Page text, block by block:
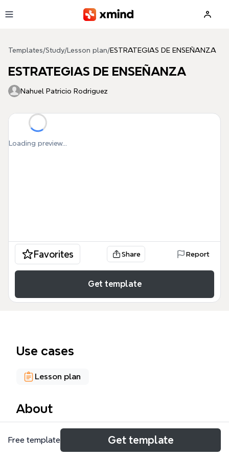
Templates/Study/ Lesson plan/ESTRATEGIAS DE ENSEÑANZA
ESTRATEGIAS DE ENSEÑANZA
Nahuel Patricio Rodriguez
Loading preview...
Favorites Share Report
Get template
Use cases
Lesson plan
About
El mapa mental de ESTRATEGIAS DE ENSEÑANZA
es una herramienta pedagógica diseñada para
Free template Get template